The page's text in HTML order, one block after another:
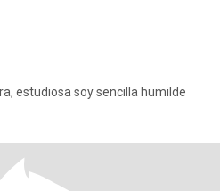
estudiosa soy sencilla humilde